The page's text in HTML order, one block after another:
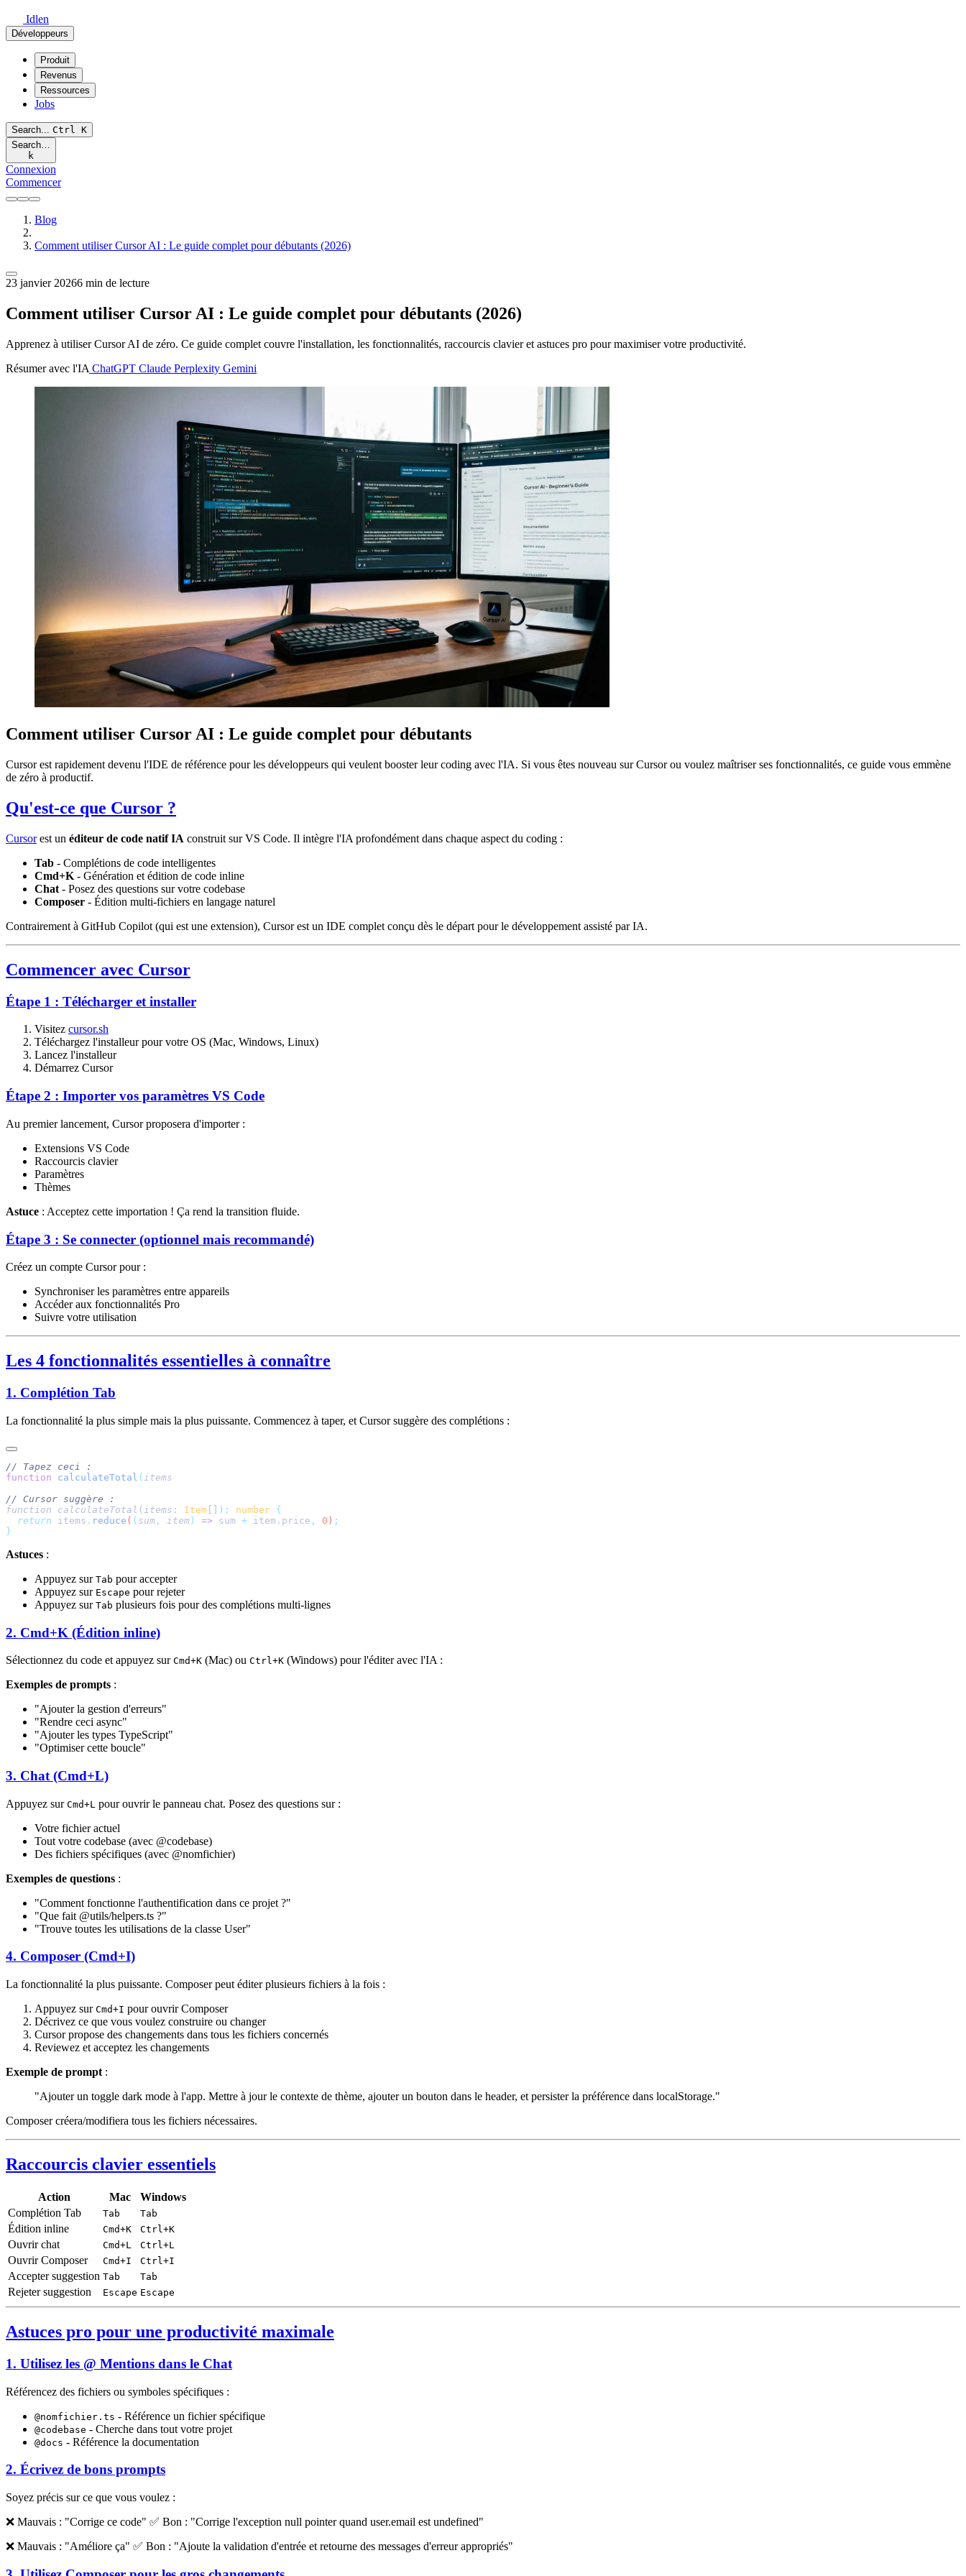
Idlen
Développeurs
Produit
Revenus
Ressources
Jobs
Search... Ctrl K
Search…
k
Connexion
Commencer
Blog
Comment utiliser Cursor AI : Le guide complet pour débutants (2026)
23 janvier 20266 min de lecture
Comment utiliser Cursor AI : Le guide complet pour débutants (2026)
Apprenez à utiliser Cursor AI de zéro. Ce guide complet couvre l'installation, les fonctionnalités, raccourcis clavier et astuces pro pour maximiser votre productivité.
Résumer avec l'IA ChatGPT Claude Perplexity Gemini
Comment utiliser Cursor AI : Le guide complet pour débutants
Cursor est rapidement devenu l'IDE de référence pour les développeurs qui veulent booster leur coding avec l'IA. Si vous êtes nouveau sur Cursor ou voulez maîtriser ses fonctionnalités, ce guide vous emmène
de zéro à productif.
Qu'est-ce que Cursor ?
Cursorest un éditeur de code natif IA construit sur VS Code. Il intègre l'IA profondément dans chaque aspect du coding :
Tab - Complétions de code intelligentes
Cmd+K - Génération et édition de code inline
Chat - Posez des questions sur votre codebase
Composer - Édition multi-fichiers en langage naturel
Contrairement à GitHub Copilot (qui est une extension), Cursor est un IDE complet conçu dès le départ pour le développement assisté par IA.
Commencer avec Cursor
Étape 1 : Télécharger et installer
Visitez cursor.sh
Téléchargez l'installeur pour votre OS (Mac, Windows, Linux)
Lancez l'installeur
Démarrez Cursor
Étape 2 : Importer vos paramètres VS Code
Au premier lancement, Cursor proposera d'importer :
Extensions VS Code
Raccourcis clavier
Paramètres
Thèmes
Astuce : Acceptez cette importation ! Ça rend la transition fluide.
Étape 3 : Se connecter (optionnel mais recommandé)
Créez un compte Cursor pour :
Synchroniser les paramètres entre appareils
Accéder aux fonctionnalités Pro
Suivre votre utilisation
Les 4 fonctionnalités essentielles à connaître
1. Complétion Tab
La fonctionnalité la plus simple mais la plus puissante. Commencez à taper, et Cursor suggère des complétions :
function calculateTotal (
function calculateTotal ( items : Item ): number
  return
items . reduce ( ( sum , item ) => sum + item . price , 0 )
Astuces :
Appuyez sur Tab pour accepter
Appuyez sur Escape pour rejeter
Appuyez sur Tab plusieurs fois pour des complétions multi-lignes
2. Cmd+K (Édition inline)
Sélectionnez du code et appuyez sur Cmd+K (Mac) ou Ctrl+K (Windows) pour l'éditer avec l'IA :
Exemples de prompts :
"Ajouter la gestion d'erreurs"
"Rendre ceci async"
"Ajouter les types TypeScript"
"Optimiser cette boucle"
3. Chat (Cmd+L)
Appuyez sur Cmd+L pour ouvrir le panneau chat. Posez des questions sur :
Votre fichier actuel
Tout votre codebase (avec @codebase)
Des fichiers spécifiques (avec @nomfichier)
Exemples de questions :
"Comment fonctionne l'authentification dans ce projet ?"
"Que fait @utils/helpers.ts ?"
"Trouve toutes les utilisations de la classe User"
4. Composer (Cmd+I)
La fonctionnalité la plus puissante. Composer peut éditer plusieurs fichiers à la fois :
Appuyez sur Cmd+I pour ouvrir Composer
Décrivez ce que vous voulez construire ou changer
Cursor propose des changements dans tous les fichiers concernés
Reviewez et acceptez les changements
Exemple de prompt :
"Ajouter un toggle dark mode à l'app. Mettre à jour le contexte de thème, ajouter un bouton dans le header, et persister la préférence dans localStorage."
Composer créera/modifiera tous les fichiers nécessaires.
Raccourcis clavier essentiels
Action Mac
Windows
Complétion Tab
Tab Tab
Édition inline Cmd+K Ctrl+K
Ouvrir chat Cmd+L Ctrl+L
Ouvrir Composer Cmd+I Ctrl+I
Accepter suggestion Tab Tab
Rejeter suggestion Escape Escape
Astuces pro pour une productivité maximale
1. Utilisez les @ Mentions dans le Chat
Référencez des fichiers ou symboles spécifiques :
@nomfichier.ts - Référence un fichier spécifique
@codebase - Cherche dans tout votre projet
@docs - Référence la documentation
2. Écrivez de bons prompts
Soyez précis sur ce que vous voulez :
❌ Mauvais : "Corrige ce code" ✅ Bon : "Corrige l'exception null pointer quand user.email est undefined"
❌ Mauvais : "Améliore ça" ✅ Bon : "Ajoute la validation d'entrée et retourne des messages d'erreur appropriés"